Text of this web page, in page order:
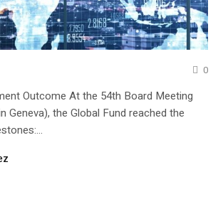
0
Outcome At the 54th Board Meeting
Geneva), the Global Fund reached the